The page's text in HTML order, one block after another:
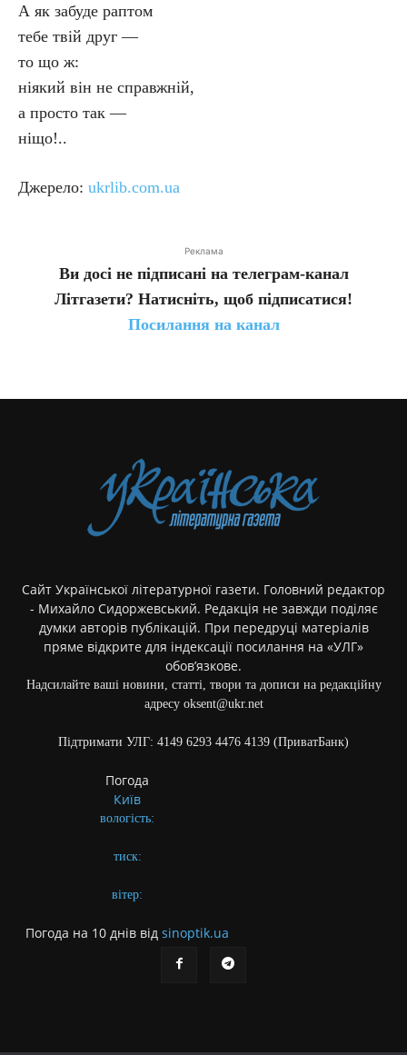
А як забуде раптом
тебе твій друг —
то що ж:
ніякий він не справжній,
а просто так —
ніщо!..
Джерело: ukrlib.com.ua
Реклама
Ви досі не підписані на телеграм-канал
Літгазети? Натисніть, щоб підписатися!
Посилання на канал
Сайт Української літературної газети. Головний редактор
- Михайло Сидоржевський. Редакція не завжди поділяє
думки авторів публікацій. При передруці матеріалів
пряме відкрите для індексації посилання на «УЛГ»
обов’язкове.
Надсилайте ваші новини, статті, твори та дописи на редакційну
адресу oksent@ukr.net
Підтримати УЛГ: 4149 6293 4476 4139 (ПриватБанк)
Погода
Київ
вологість:
тиск:
вітер:
Погода на 10 днів від sinoptik.ua